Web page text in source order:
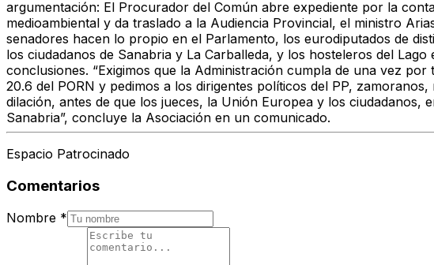
argumentación: El Procurador del Común abre expediente por la
medioambiental y da traslado a la Audiencia Provincial, el ministro
senadores hacen lo propio en el Parlamento, los eurodiputados de
los ciudadanos de Sanabria y La Carballeda, y los hosteleros del
conclusiones. “Exigimos que la Administración cumpla de una vez
20.6 del PORN y pedimos a los dirigentes políticos del PP,
dilación, antes de que los jueces, la Unión Europea y los
Sanabria”, concluye la Asociación en un comunicado.
Espacio Patrocinado
Comentarios
Nombre *